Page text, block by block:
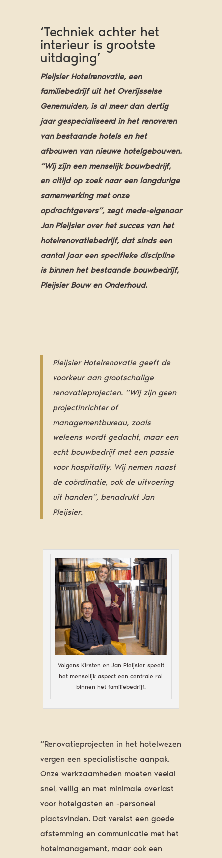
‘Techniek achter het
interieur is grootste
uitdaging’
Pleijsier Hotelrenovatie, een
familiebedrijf uit het Overijsselse
Genemuiden, is al meer dan dertig
jaar gespecialiseerd in het renoveren
van bestaande hotels en het
afbouwen van nieuwe hotelgebouwen.
“Wij zijn een menselijk bouwbedrijf,
en altijd op zoek naar een langdurige
samenwerking met onze
opdrachtgevers”, zegt mede-eigenaar
Jan Pleijsier over het succes van het
hotelrenovatiebedrijf, dat sinds een
aantal jaar een specifieke discipline
is binnen het bestaande bouwbedrijf,
Pleijsier Bouw en Onderhoud.
Pleijsier Hotelrenovatie geeft de
voorkeur aan grootschalige
renovatieprojecten. “Wij zijn geen
projectinrichter of
managementbureau, zoals
weleens wordt gedacht, maar een
echt bouwbedrijf met een passie
voor hospitality. Wij nemen naast
de coördinatie, ook de uitvoering
uit handen”, benadrukt Jan
Pleijsier.
Volgens Kirsten en Jan Pleijsier speelt
het menselijk aspect een centrale rol
binnen het familiebedrijf.
“Renovatieprojecten in het hotelwezen
vergen een specialistische aanpak.
Onze werkzaamheden moeten veelal
snel, veilig en met minimale overlast
voor hotelgasten en -personeel
plaatsvinden. Dat vereist een goede
afstemming en communicatie met het
hotelmanagement, maar ook een